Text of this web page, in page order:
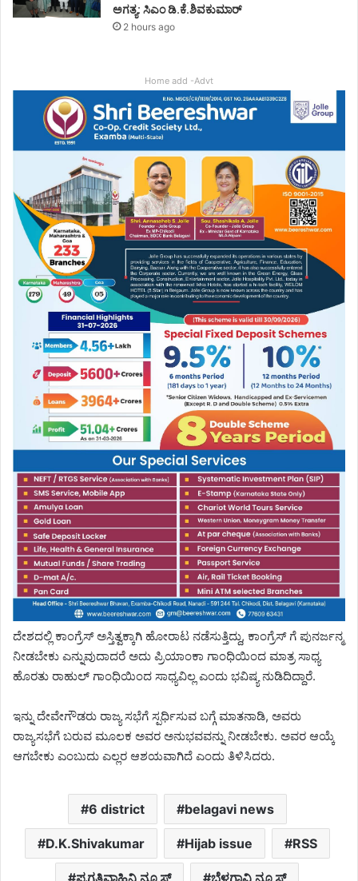
ಅಗತ್ಯ: ಸಿಎಂ ಡಿ.ಕೆ.ಶಿವಕುಮಾರ್
2 hours ago
Home add -Advt
ದೇಶದಲ್ಲಿ ಕಾಂಗ್ರೆಸ್ ಅಸ್ತಿತ್ವಕ್ಕಾಗಿ ಹೋರಾಟ ನಡೆಸುತ್ತಿದ್ದು, ಕಾಂಗ್ರೆಸ್ ಗೆ ಪುನರ್ಜನ್ಮ
ನೀಡಬೇಕು ಎನ್ನುವುದಾದರೆ ಅದು ಪ್ರಿಯಾಂಕಾ ಗಾಂಧಿಯಿಂದ ಮಾತ್ರ ಸಾಧ್ಯ
ಹೊರತು ರಾಹುಲ್ ಗಾಂಧಿಯಿಂದ ಸಾಧ್ಯವಿಲ್ಲ ಎಂದು ಭವಿಷ್ಯ ನುಡಿದಿದ್ದಾರೆ.
ಇನ್ನು ದೇವೇಗೌಡರು ರಾಜ್ಯ ಸಭೆಗೆ ಸ್ಪರ್ಧಿಸುವ ಬಗ್ಗೆ ಮಾತನಾಡಿ, ಅವರು
ರಾಜ್ಯಸಭೆಗೆ ಬರುವ ಮೂಲಕ ಅವರ ಅನುಭವವನ್ನು ನೀಡಬೇಕು. ಅವರ ಆಯ್ಕೆ
ಆಗಬೇಕು ಎಂಬುದು ಎಲ್ಲರ ಆಶಯವಾಗಿದೆ ಎಂದು ತಿಳಿಸಿದರು.
6 district belagavi news
D.K.Shivakumar Hijab issue RSS
ಪ್ರಗತಿವಾಹಿನಿ ನ್ಯೂಸ್ ಬೆಳಗಾವಿ ನ್ಯೂಸ್